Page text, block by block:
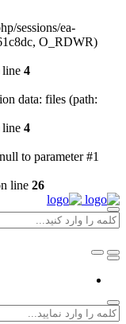
sessions/ea-
O_RDWR)
line 4
data: files (path:
line 4
to parameter #1
line 26